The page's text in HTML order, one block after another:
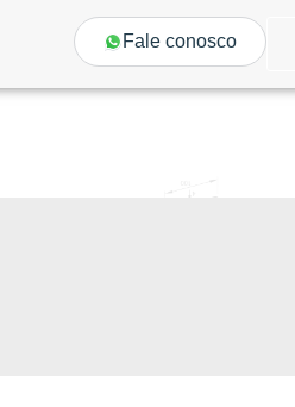
Fale conosco